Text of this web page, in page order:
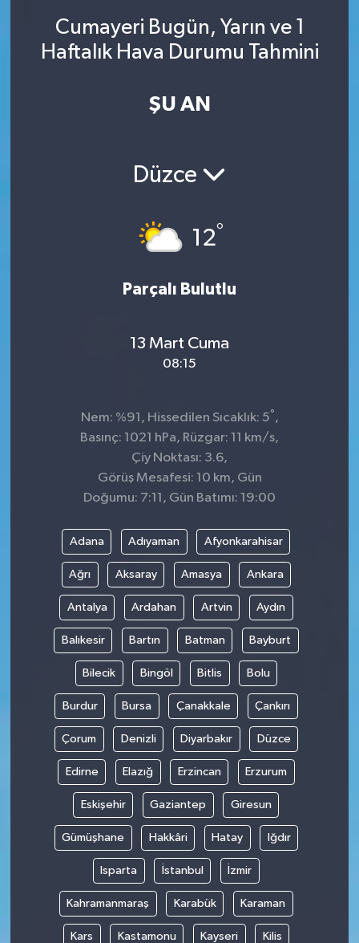
Cumayeri Bugün, Yarın ve 1
Haftalık Hava Durumu Tahmini
ŞU AN
Düzce
12°
Parçalı Bulutlu
13 Mart Cuma
08:15
Nem: %91, Hissedilen Sıcaklık: 5° ,
Basınç: 1021 hPa, Rüzgar: 11 km/s,
Çiy Noktası: 3.6,
Görüş Mesafesi: 10 km, Gün
Doğumu: 7:11, Gün Batımı: 19:00
Adana Adıyaman Afyonkarahisar
Ağrı Aksaray Amasya Ankara
Antalya Ardahan Artvin Aydın
Balıkesir Bartın Batman Bayburt
Bilecik Bingöl Bitlis Bolu
Burdur Bursa Çanakkale Çankırı
Çorum Denizli Diyarbakır Düzce
Edirne Elazığ Erzincan Erzurum
Eskişehir Gaziantep Giresun
Gümüşhane Hakkâri Hatay Iğdır
Isparta İstanbul İzmir
Kahramanmaraş Karabük Karaman
Kars Kastamonu Kayseri Kilis
SINAVLAR
AKADEMİK/BİLİM